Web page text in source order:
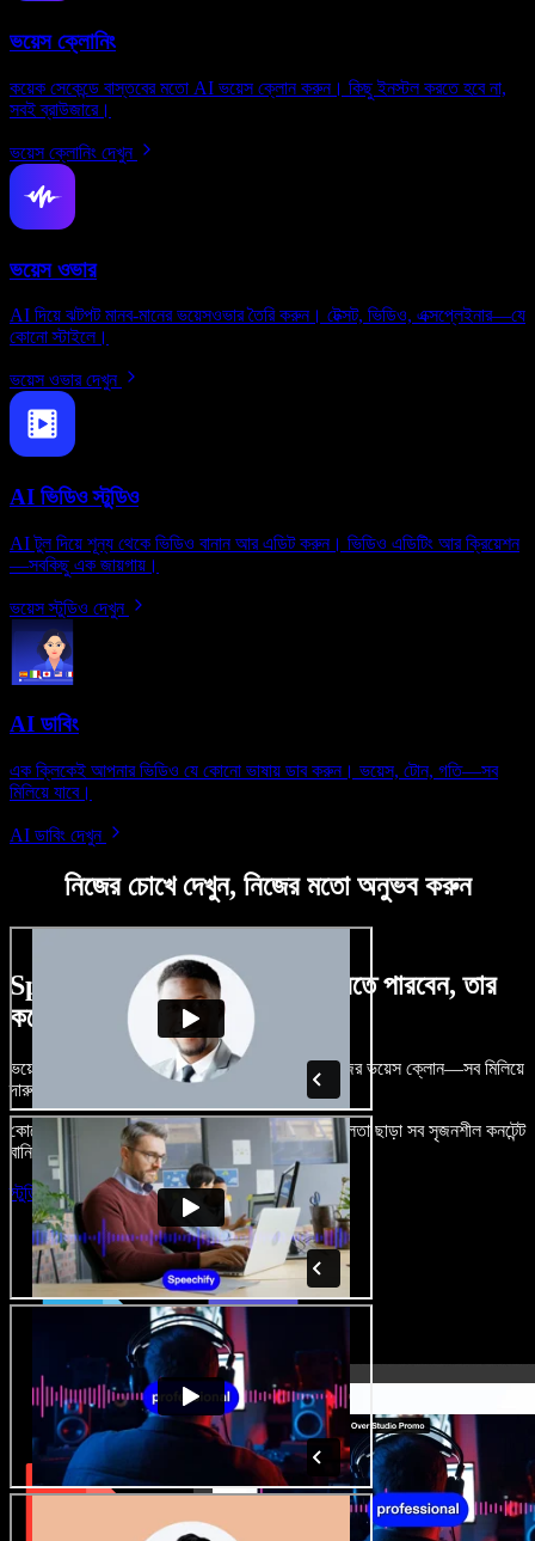
ভয়েস ক্লোনিং
কয়েক সেকেন্ডে বাস্তবের মতো AI ভয়েস ক্লোন করুন। কিছু ইনস্টল করতে হবে না,
সবই ব্রাউজারে।
ভয়েস ক্লোনিং দেখুন
ভয়েস ওভার
AI দিয়ে ঝটপট মানব-মানের ভয়েসওভার তৈরি করুন। টেক্সট, ভিডিও, এক্সপ্লেইনার—যে
কোনো স্টাইলে।
ভয়েস ওভার দেখুন
AI ভিডিও স্টুডিও
AI টুল দিয়ে শূন্য থেকে ভিডিও বানান আর এডিট করুন। ভিডিও এডিটিং আর ক্রিয়েশন
—সবকিছু এক জায়গায়।
ভয়েস স্টুডিও দেখুন
AI ডাবিং
এক ক্লিকেই আপনার ভিডিও যে কোনো ভাষায় ডাব করুন। ভয়েস, টোন, গতি—সব
মিলিয়ে যাবে।
AI ডাবিং দেখুন
নিজের চোখে দেখুন, নিজের মতো অনুভব করুন
Speechify Studio দিয়ে কী কী করতে পারবেন, তার
কয়েকটা উদাহরণ দেখুন
ভয়েসওভার, রয়্যালটি-ফ্রি ছবি, অডিও, ভিডিও যোগ, নিজের ভয়েস ক্লোন—সব মিলিয়ে
দারুণ মনে রাখার মতো অডিও-ভিডিও প্রজেক্ট বানান।
কোনো শেখার ঝামেলা নেই, শুধু ব্রাউজারে খুলুন—আর দুর্বলতা ছাড়া সব সৃজনশীল কনটেন্ট
বানিয়ে ফেলুন।
স্টুডিও চালু করুন